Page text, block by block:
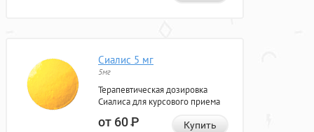
Сиалис 5 мг
5мг
Терапевтическая дозировка
Сиалиса для курсового приема
от 60Р Купить